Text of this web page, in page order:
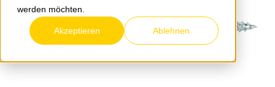
werden möchten.
Akzeptieren Ablehnen